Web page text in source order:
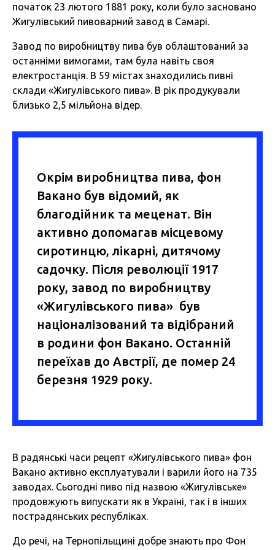
початок 23 лютого 1881 року, коли було засновано
Жигулівський пивоварний завод в Самарі.
Завод по виробництву пива був облаштований за
останніми вимогами, там була навіть своя
електростанція. В 59 містах знаходились пивні
склади «Жигулівського пива». В рік продукували
близько 2,5 мільйона відер.
Окрім виробництва пива, фон
Вакано був відомий, як
благодійник та меценат. Він
активно допомагав місцевому
сиротинцю, лікарні, дитячому
садочку. Після революції 1917
року, завод по виробництву
«Жигулівського пива» був
націоналізований та відібраний
в родини фон Вакано. Останній
переїхав до Австрії, де помер 24
березня 1929 року.
В радянські часи рецепт «Жигулівського пива» фон
Вакано активно експлуатували і варили його на 735
заводах. Сьогодні пиво під назвою «Жигулівське»
продовжують випускати як в Україні, так і в інших
пострадянських республіках.
До речі, на Тернопільщині добре знають про Фон